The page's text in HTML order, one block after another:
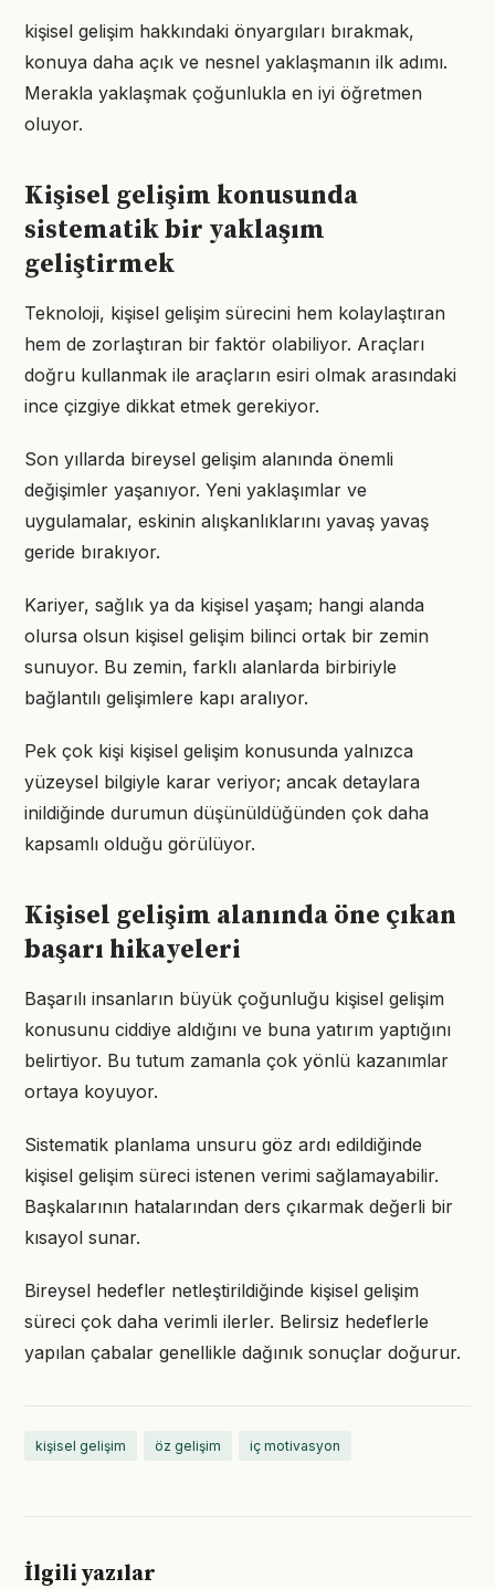
kişisel gelişim hakkındaki önyargıları bırakmak,
konuya daha açık ve nesnel yaklaşmanın ilk adımı.
Merakla yaklaşmak çoğunlukla en iyi öğretmen
oluyor.
Kişisel gelişim konusunda
sistematik bir yaklaşım
geliştirmek
Teknoloji, kişisel gelişim sürecini hem kolaylaştıran
hem de zorlaştıran bir faktör olabiliyor. Araçları
doğru kullanmak ile araçların esiri olmak arasındaki
ince çizgiye dikkat etmek gerekiyor.
Son yıllarda bireysel gelişim alanında önemli
değişimler yaşanıyor. Yeni yaklaşımlar ve
uygulamalar, eskinin alışkanlıklarını yavaş yavaş
geride bırakıyor.
Kariyer, sağlık ya da kişisel yaşam; hangi alanda
olursa olsun kişisel gelişim bilinci ortak bir zemin
sunuyor. Bu zemin, farklı alanlarda birbiriyle
bağlantılı gelişimlere kapı aralıyor.
Pek çok kişi kişisel gelişim konusunda yalnızca
yüzeysel bilgiyle karar veriyor; ancak detaylara
inildiğinde durumun düşünüldüğünden çok daha
kapsamlı olduğu görülüyor.
Kişisel gelişim alanında öne çıkan
başarı hikayeleri
Başarılı insanların büyük çoğunluğu kişisel gelişim
konusunu ciddiye aldığını ve buna yatırım yaptığını
belirtiyor. Bu tutum zamanla çok yönlü kazanımlar
ortaya koyuyor.
Sistematik planlama unsuru göz ardı edildiğinde
kişisel gelişim süreci istenen verimi sağlamayabilir.
Başkalarının hatalarından ders çıkarmak değerli bir
kısayol sunar.
Bireysel hedefler netleştirildiğinde kişisel gelişim
süreci çok daha verimli ilerler. Belirsiz hedeflerle
yapılan çabalar genellikle dağınık sonuçlar doğurur.
kişisel gelişim öz gelişim iç motivasyon
İlgili yazılar